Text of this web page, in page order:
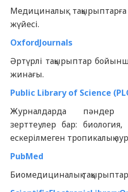
Медициналық
жүйесі.
OxfordJournals
Әртүрлі тақырыптар
жинағы.
Public Library of Science
Журналдарда пәндер
зерттеулер бар:
ескерілмеген тропикалық
PubMed
Биомедициналық